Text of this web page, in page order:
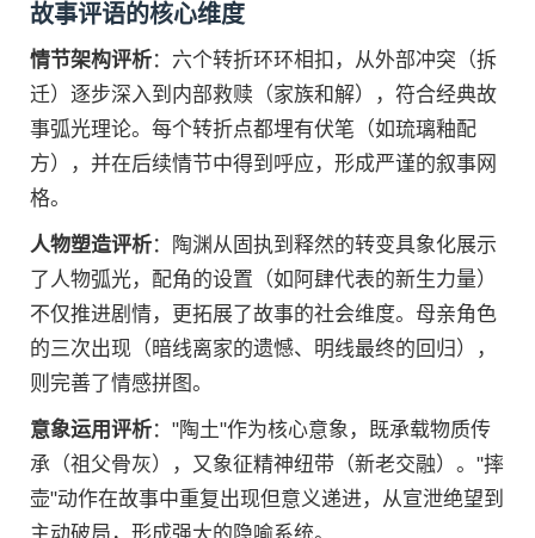
故事评语的核心维度
情节架构评析：六个转折环环相扣，从外部冲突（拆
迁）逐步深入到内部救赎（家族和解），符合经典故
事弧光理论。每个转折点都埋有伏笔（如琉璃釉配
方），并在后续情节中得到呼应，形成严谨的叙事网
格。
人物塑造评析：陶渊从固执到释然的转变具象化展示
了人物弧光，配角的设置（如阿肆代表的新生力量）
不仅推进剧情，更拓展了故事的社会维度。母亲角色
的三次出现（暗线离家的遗憾、明线最终的回归），
则完善了情感拼图。
意象运用评析："陶土"作为核心意象，既承载物质传
承（祖父骨灰），又象征精神纽带（新老交融）。"摔
壶"动作在故事中重复出现但意义递进，从宣泄绝望到